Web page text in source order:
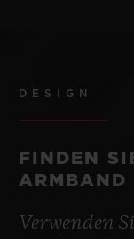
DESIGN
FINDEN
ARMBAND
Verwenden